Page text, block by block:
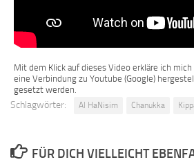
Mit dem Klick auf dieses Video erkläre ich
eine Verbindung zu Youtube (Google)
gesetzt werden.
Schlagwörter: Al HaNisim Chanukka
FÜR DICH VIELLEICHT